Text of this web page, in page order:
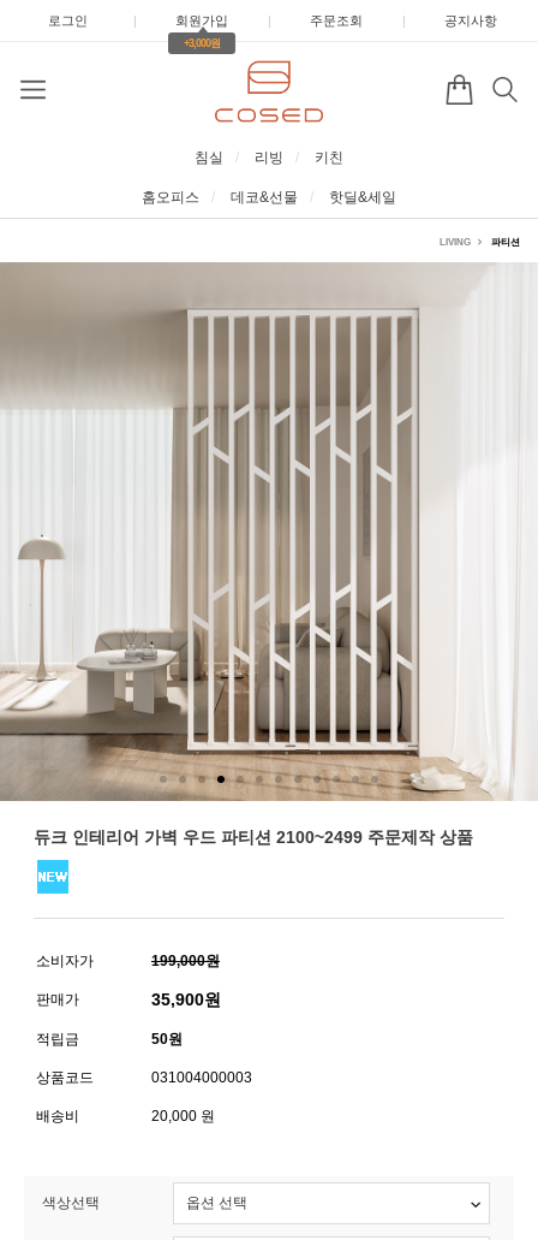
로그인 | 회원가입 |
+3,000원
주문조회 | 공지사항
침실 리빙 키친
홈오피스 데코&선물 핫딜&세일
LIVING 파티션
듀크 인테리어 가벽 우드 파티션 2100~2499 주문제작 상품
소비자가 199,000원
판매가 35,900원
적립금 50원
상품코드 031004000003
배송비 20,000 원
색상선택